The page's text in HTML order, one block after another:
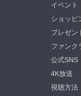
イベント
ショッピ
プレゼン
ファンク
公式SNS
4K放送
視聴方法